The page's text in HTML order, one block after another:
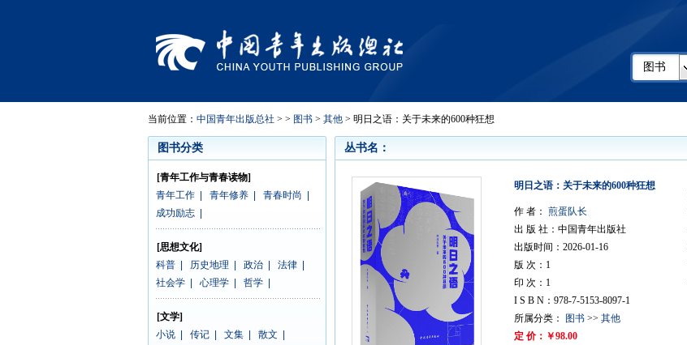
图书
当前位置： 中国青年出版总社 > > 图书 > 其他 > 明日之语：关于未来的600种狂想
图书分类
[青年工作与青春读物]
青年工作
青年修养 青春时尚
成功励志
[思想文化]
科普
历史地理 政治 法律
社会学
心理学 哲学
[文学]
小说
传记 文集 散文
丛书名：
明日之语：关于未来的600种狂想
作 者： 煎蛋队长
出 版 社：中国青年出版社
出版时间：2026-01-16
版 次：1
印 次：1
I S B N：978-7-5153-8097-1
所属分类：
图书 >> 其他
定 价：￥98.00